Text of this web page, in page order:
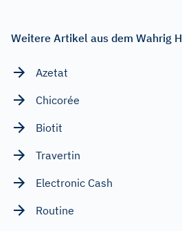
Weitere Artikel aus dem Wahrig
Azetat
Chicorée
Biotit
Travertin
Electronic Cash
Routine